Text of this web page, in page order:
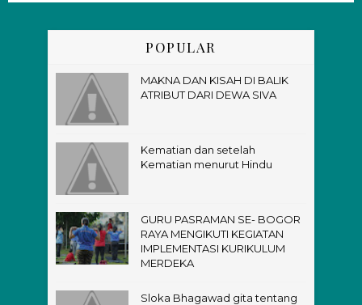
POPULAR
MAKNA DAN KISAH DI BALIK
ATRIBUT DARI DEWA SIVA
Kematian dan setelah
Kematian menurut Hindu
GURU PASRAMAN SE- BOGOR
RAYA MENGIKUTI KEGIATAN
IMPLEMENTASI KURIKULUM
MERDEKA
Sloka Bhagawad gita tentang